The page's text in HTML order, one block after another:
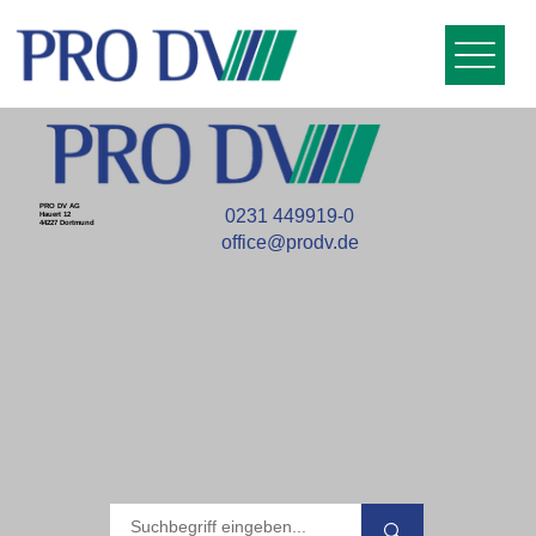
PRO DV AG
Hauert 12
44227 Dortmund
0231 449919-0
office@prodv.de